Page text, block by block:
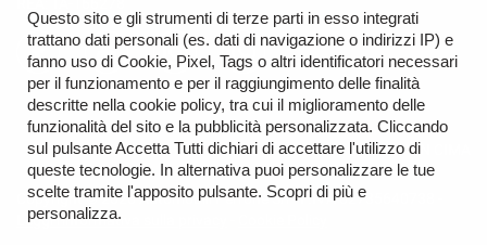
TORNA IN CIMA
Copyright © 2026 Automobili Perrone Srl - P.IVA 02735640738 -
Leggi l'informativa sulla privacy
Questo sito e gli strumenti di terze parti in esso integrati
trattano dati personali (es. dati di navigazione o indirizzi IP) e
fanno uso di Cookie, Pixel, Tags o altri identificatori necessari
per il funzionamento e per il raggiungimento delle finalità
descritte nella cookie policy, tra cui il miglioramento delle
funzionalità del sito e la pubblicità personalizzata. Cliccando
sul pulsante Accetta Tutti dichiari di accettare l'utilizzo di
queste tecnologie. In alternativa puoi personalizzare le tue
scelte tramite l'apposito pulsante. Scopri di più e
personalizza.